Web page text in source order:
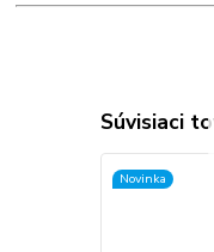
Súvisiaci
Novinka